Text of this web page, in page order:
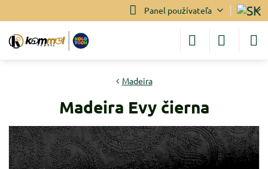
Panel používateľa
Madeira
Madeira Evy čierna